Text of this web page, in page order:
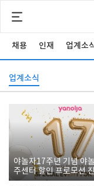
채용 인재 업계소
업계소식
야놀자17주년 기념 야
주센터 할인 프로모션